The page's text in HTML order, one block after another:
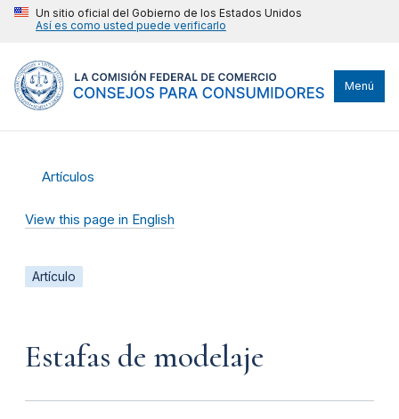
Un sitio oficial del Gobierno de los Estados Unidos
Así es como usted puede verificarlo
Menú
Artículos
View this page in English
Artículo
Estafas de modelaje